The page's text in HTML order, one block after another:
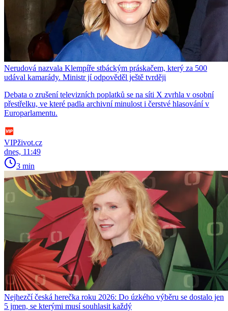
Nerudová nazvala Klempíře stbáckým práskačem, který za 500
udával kamarády. Ministr jí odpověděl ještě tvrději
Debata o zrušení televizních poplatků se na síti X zvrhla v osobní
přestřelku, ve které padla archivní minulost i čerstvé hlasování v
Europarlamentu.
VIPživot.cz
dnes, 11:49
3 min
Nejhezčí česká herečka roku 2026: Do úzkého výběru se dostalo jen
5 jmen, se kterými musí souhlasit každý